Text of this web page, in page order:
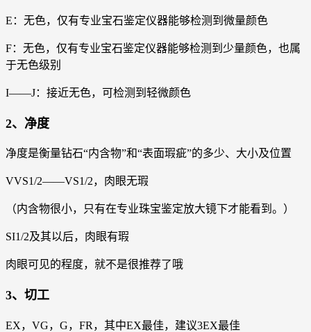
E：无色，仅有专业宝石鉴定仪器能够检测到微量颜色
F：无色，仅有专业宝石鉴定仪器能够检测到少量颜色，也属
于无色级别
I——J：接近无色，可检测到轻微颜色
2、净度
净度是衡量钻石“内含物”和“表面瑕疵”的多少、大小及位置
VVS1/2——VS1/2，肉眼无瑕
（内含物很小，只有在专业珠宝鉴定放大镜下才能看到。）
SI1/2及其以后，肉眼有瑕
肉眼可见的程度，就不是很推荐了哦
3、切工
EX，VG，G，FR，其中EX最佳，建议3EX最佳